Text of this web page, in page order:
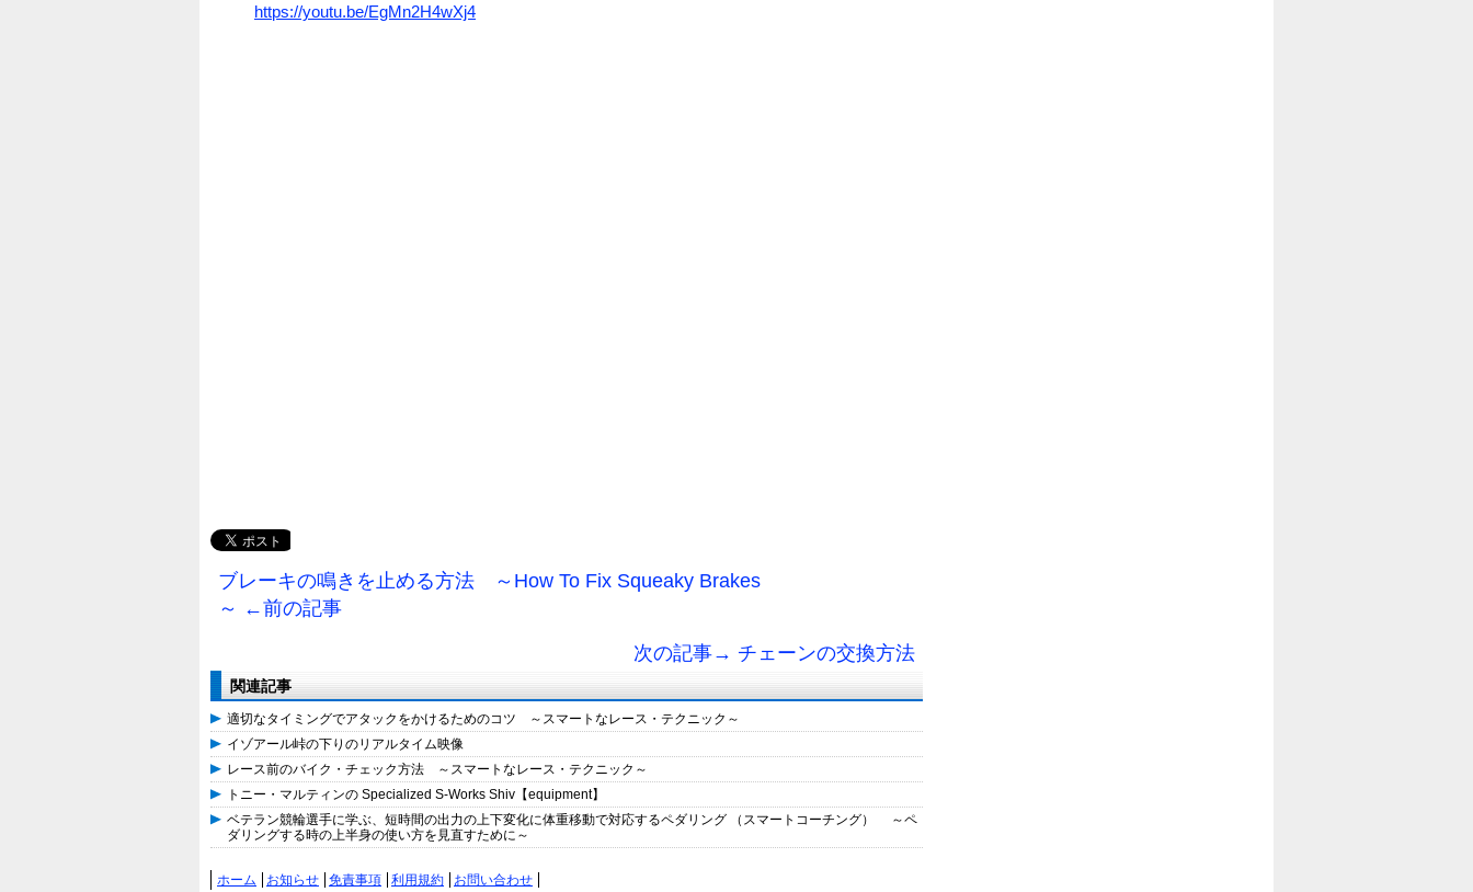
https://youtu.be/EgMn2H4wXj4
ブレーキの鳴きを止める方法 ～How To Fix Squeaky Brakes
～ ←前の記事
次の記事→ チェーンの交換方法
関連記事
適切なタイミングでアタックをかけるためのコツ ～スマートなレース・テクニック～
イゾアール峠の下りのリアルタイム映像
レース前のバイク・チェック方法 ～スマートなレース・テクニック～
トニー・マルティンの Specialized S-Works Shiv【equipment】
ベテラン競輪選手に学ぶ、短時間の出力の上下変化に体重移動で対応するペダリング （スマートコーチング） ～ペ
ダリングする時の上半身の使い方を見直すために～
ホーム お知らせ 免責事項 利用規約 お問い合わせ